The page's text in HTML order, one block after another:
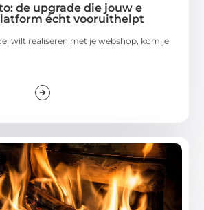
de upgrade die jouw e
écht vooruithelpt
wilt realiseren met je webshop, kom je